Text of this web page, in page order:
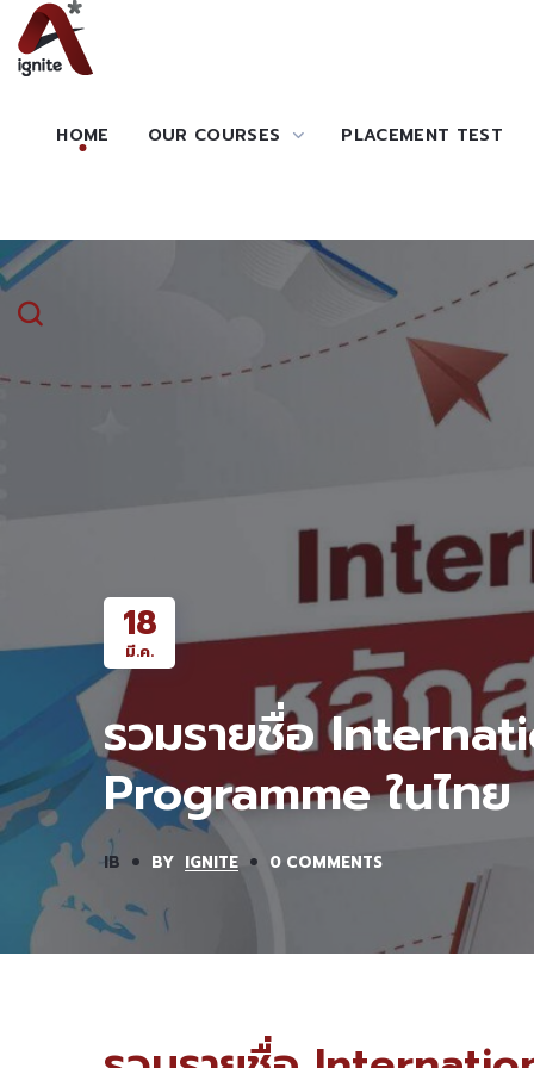
HOME OUR COURSES PLACEMENT TEST
18
มี.ค.
รวมรายชื่อ
Programme ในไทย
IB BY IGNITE 0 COMMENTS